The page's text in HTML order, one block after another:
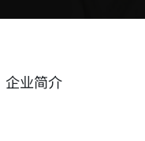
企业简介